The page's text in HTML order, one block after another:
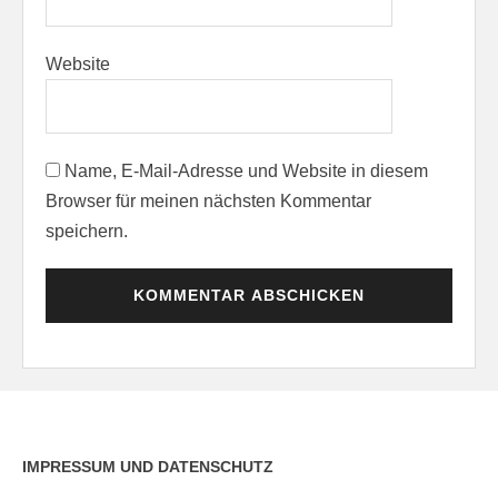
Website
Name, E-Mail-Adresse und Website in diesem
Browser für meinen nächsten Kommentar
speichern.
IMPRESSUM UND DATENSCHUTZ